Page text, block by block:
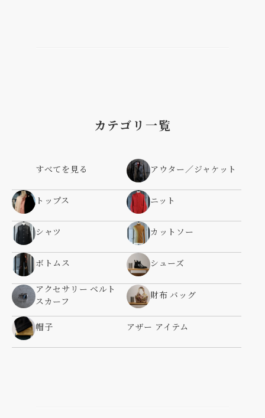
カテゴリ一覧
すべてを見る アウター／ジャケット
トップス ニット
シャツ カットソー
ボトムス シューズ
アクセサリー ベルト
スカーフ
財布 バッグ
帽子 アザー アイテム